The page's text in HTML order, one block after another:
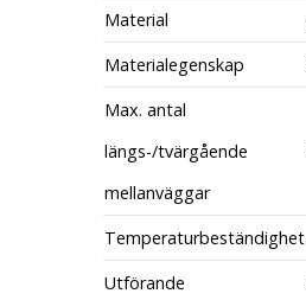
Material
Materialegenskap
Max. antal
längs-/tvärgående
mellanväggar
Temperaturbeständighet
Utförande